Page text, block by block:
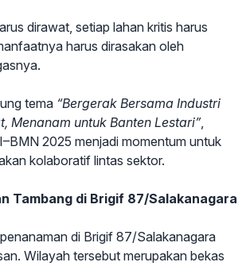
dirawat, setiap lahan kritis harus
harus dirasakan oleh
tema “Bergerak Bersama Industri
Menanam untuk Banten Lestari”,
2025 menjadi momentum untuk
kolaboratif lintas sektor.
Tambang di Brigif 87/Salakanagara
di Brigif 87/Salakanagara
Wilayah tersebut merupakan bekas